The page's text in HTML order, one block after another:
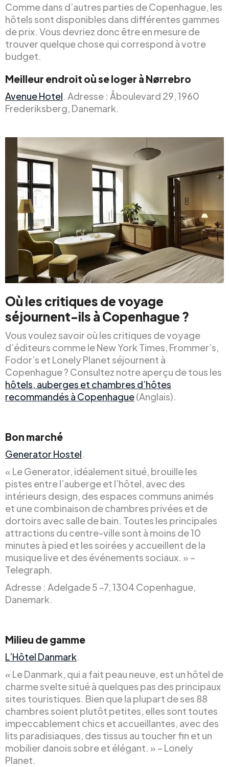
Comme dans d’autres parties de Copenhague, les
hôtels sont disponibles dans différentes gammes
de prix. Vous devriez donc être en mesure de
trouver quelque chose qui correspond à votre
budget.
Meilleur endroit où se loger à Nørrebro
Avenue Hotel. Adresse : Åboulevard 29, 1960
Frederiksberg, Danemark.
Où les critiques de voyage
séjournent-ils à Copenhague ?
Vous voulez savoir où les critiques de voyage
d’éditeurs comme le New York Times, Frommer’s,
Fodor’s et Lonely Planet séjournent à
Copenhague ? Consultez notre aperçu de tous les
hôtels, auberges et chambres d’hôtes
recommandés à Copenhague(Anglais).
Bon marché
Generator Hostel.
« Le Generator, idéalement situé, brouille les
pistes entre l’auberge et l’hôtel, avec des
intérieurs design, des espaces communs animés
et une combinaison de chambres privées et de
dortoirs avec salle de bain. Toutes les principales
attractions du centre-ville sont à moins de 10
minutes à pied et les soirées y accueillent de la
musique live et des événements sociaux. » –
Telegraph.
Adresse : Adelgade 5 -7, 1304 Copenhague,
Danemark.
Milieu de gamme
L’Hôtel Danmark.
« Le Danmark, qui a fait peau neuve, est un hôtel de
charme svelte situé à quelques pas des principaux
sites touristiques. Bien que la plupart de ses 88
chambres soient plutôt petites, elles sont toutes
impeccablement chics et accueillantes, avec des
lits paradisiaques, des tissus au toucher fin et un
mobilier danois sobre et élégant. » – Lonely
Planet.